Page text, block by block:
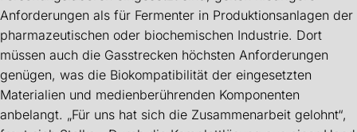
Anforderungen als für Fermenter in Produktionsanlagen der
pharmazeutischen oder biochemischen Industrie. Dort
müssen auch die Gasstrecken höchsten Anforderungen
genügen, was die Biokompatibilität der eingesetzten
Materialien und medienberührenden Komponenten
anbelangt. „Für uns hat sich die Zusammenarbeit gelohnt“,